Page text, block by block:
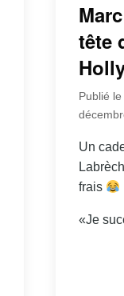
tête
Publié
Un
frais
«Je